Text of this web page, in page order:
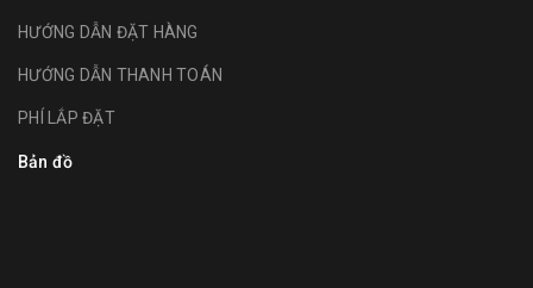
HƯỚNG DẪN ĐẶT HÀNG
HƯỚNG DẪN THANH TOÁN
PHÍ LẮP ĐẶT
Bản đồ